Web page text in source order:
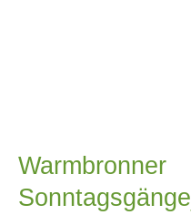
Warmbronner